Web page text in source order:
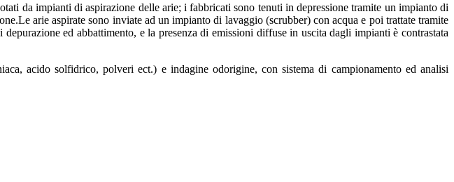
da impianti di aspirazione delle arie; i fabbricati sono tenuti in depressione tramite un impianto di
arie aspirate sono inviate ad un impianto di lavaggio (scrubber) con acqua e poi trattate tramite
ed abbattimento, e la presenza di emissioni diffuse in uscita dagli impianti è contrastata
acido solfidrico, polveri ect.) e indagine odorigine, con sistema di campionamento ed analisi